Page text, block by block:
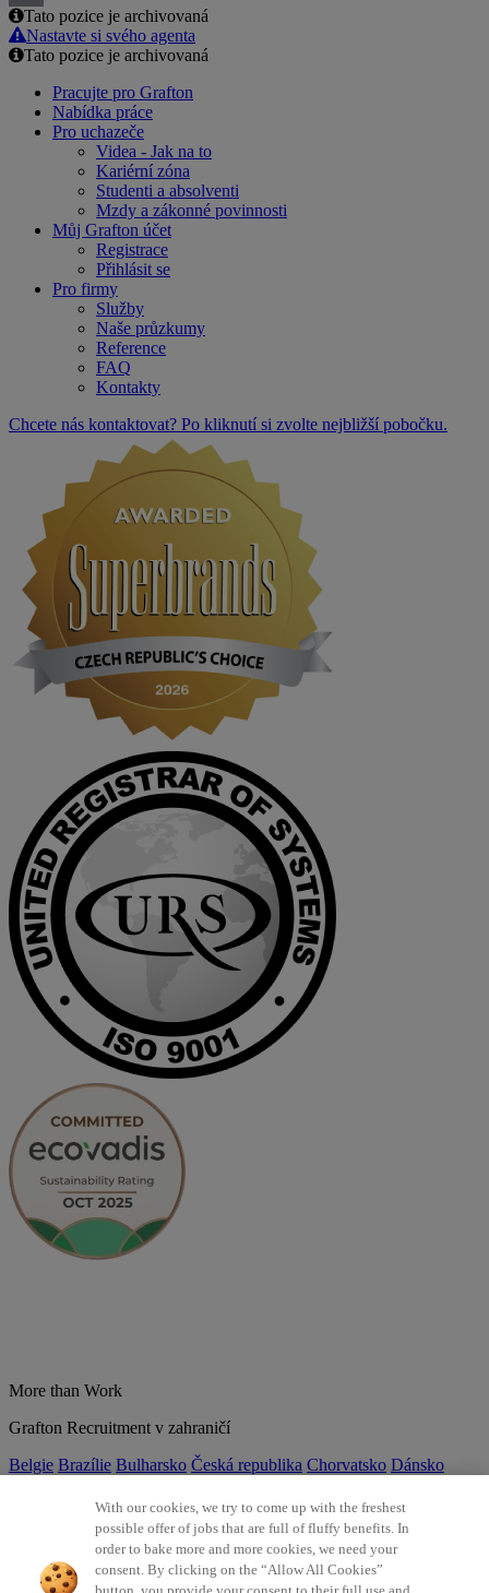
Email
Tato pozice je archivovaná
Nastavte si svého agenta
Tato pozice je archivovaná
Pracujte pro Grafton
Nabídka práce
Pro uchazeče
Videa - Jak na to
Kariérní zóna
Studenti a absolventi
Mzdy a zákonné povinnosti
Můj Grafton účet
Registrace
Přihlásit se
Pro firmy
Služby
Naše průzkumy
Reference
FAQ
Kontakty
Chcete nás kontaktovat? Po kliknutí si zvolte nejbližší pobočku.
More than Work
Grafton Recruitment v zahraničí
Belgie Brazílie Bulharsko Česká republika Chorvatsko Dánsko
Německo Nizozemsko Norsko Polsko Portugalsko
Slovensko Španělsko Srbsko Švýcarsko Turecko
©2026 Všechna práva vyhrazena Grafton Recruitment
With our cookies, we try to come up with the freshest
possible offer of jobs that are full of fluffy benefits. In
order to bake more and more cookies, we need your
consent. By clicking on the “Allow All Cookies”